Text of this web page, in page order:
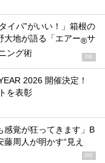
イパ”がいい！」箱根の
大地が語る「エアー®サ
ング術 PR
2026 開催決定！
を表彰
感覚が狂ってきます」B
周人が明かす“見え
PR